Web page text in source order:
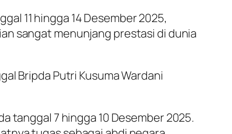
11 hingga 14 Desember 2025,
sangat menunjang prestasi di dunia
Bripda Putri Kusuma Wardani
tanggal 7 hingga 10 Desember 2025.